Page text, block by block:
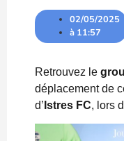
02/05/2025
à 11:57
Retrouvez le
déplacement de
d’ Istres FC, lors